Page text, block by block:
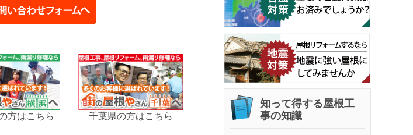
方はこちら 千葉県の方はこちら
知って得する屋根工
事の知識